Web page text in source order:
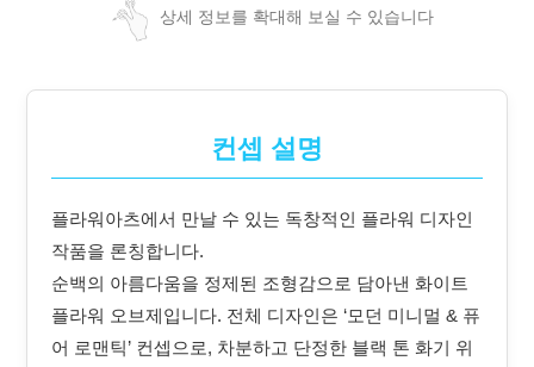
상세 정보를 확대해 보실 수 있습니다
컨셉 설명
플라워아츠에서 만날 수 있는 독창적인 플라워 디자인
작품을 론칭합니다.
순백의 아름다움을 정제된 조형감으로 담아낸 화이트
플라워 오브제입니다. 전체 디자인은 ‘모던 미니멀 & 퓨
어 로맨틱’ 컨셉으로, 차분하고 단정한 블랙 톤 화기 위